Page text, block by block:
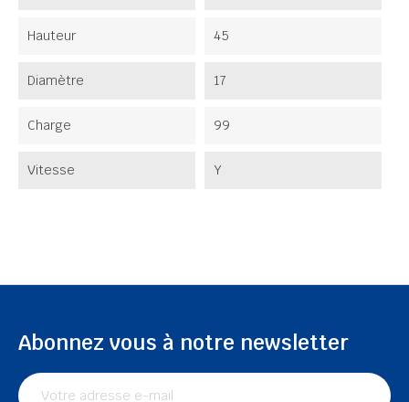
Hauteur 45
Diamètre 17
Charge 99
Vitesse Y
Abonnez vous à notre newsletter